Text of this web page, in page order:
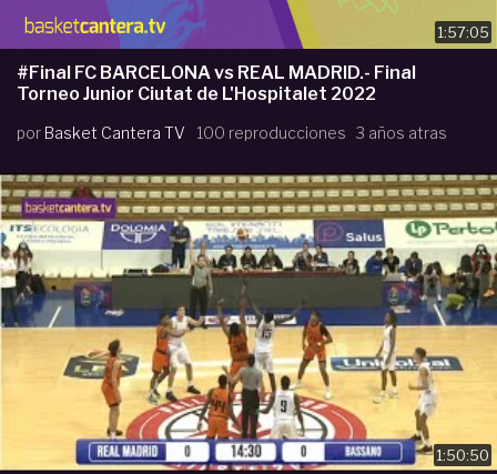
1:57:05
#Final FC BARCELONA vs REAL MADRID.- Final
Torneo Junior Ciutat de L'Hospitalet 2022
por Basket Cantera TV 100 reproducciones 3 años atras
1:50:50